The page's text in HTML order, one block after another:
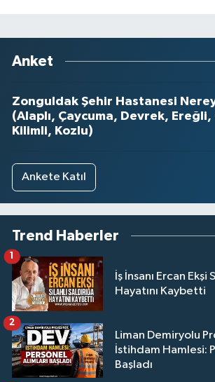
Anket
Zonguldak Şehir Hastanesi
(Alaplı, Çaycuma, Devrek, Ereğli,
Kilimli, Kozlu)
Ankete Katıl
Trend Haberler
İş İnsanı Ercan Ekşi
Hayatını Kaybetti
1
Liman Demiryolu
İstihdam Hamlesi:
Başladı
2